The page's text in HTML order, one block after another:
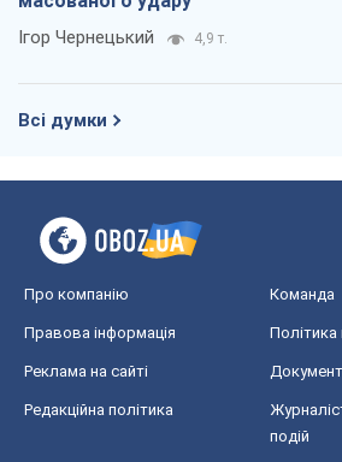
Ігор Чернецький 4,9 т.
Всі думки
Про компанію Команда
Правова інформація Політика
Реклама на сайті
Редакційна політика
подій